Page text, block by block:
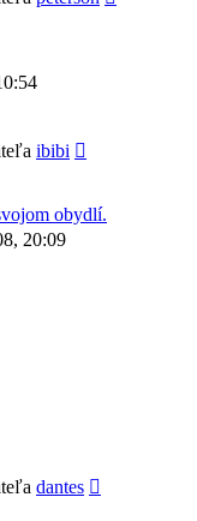
ibibi
obydlí.
20:09
dantes